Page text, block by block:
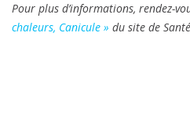
Pour plus d’informations, rendez-
chaleurs, Canicule » du site de